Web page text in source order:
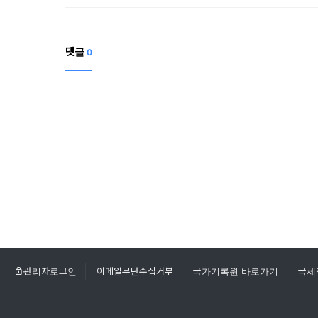
댓글 0
관리자로그인 이메일무단수집거부 국가기록원 바로가기 국세